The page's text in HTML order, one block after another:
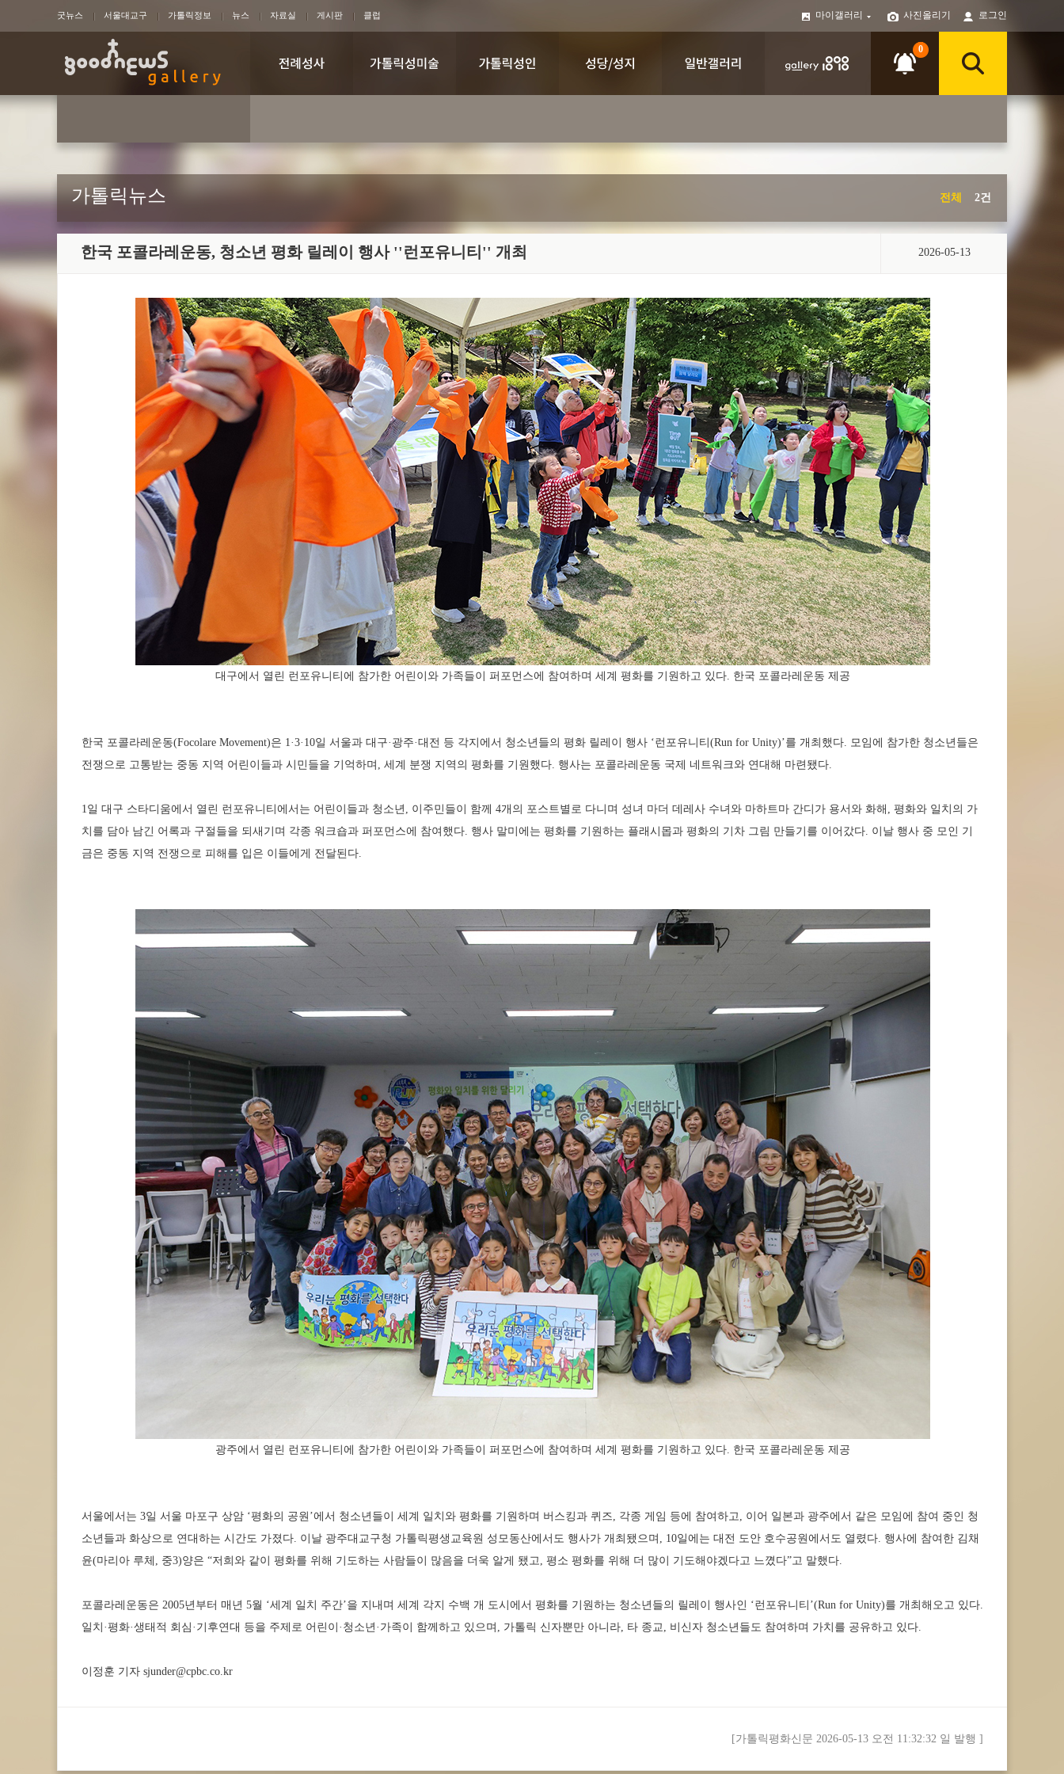
굿뉴스 서울대교구 가톨릭정보 뉴스 자료실 게시판 클럽 마이갤러리 사진올리기 로그인
0
가톨릭뉴스 전체 2건
한국 포콜라레운동, 청소년 평화 릴레이 행사 ''런포유니티'' 개최 2026-05-13
대구에서 열린 런포유니티에 참가한 어린이와 가족들이 퍼포먼스에 참여하며 세계 평화를 기원하고 있다. 한국 포콜라레운동 제공
한국 포콜라레운동(Focolare Movement)은 1·3·10일 서울과 대구·광주·대전 등 각지에서 청소년들의 평화 릴레이 행사 ‘런포유니티(Run for Unity)’를 개최했다. 모임에 참가한 청소년들은
전쟁으로 고통받는 중동 지역 어린이들과 시민들을 기억하며, 세계 분쟁 지역의 평화를 기원했다. 행사는 포콜라레운동 국제 네트워크와 연대해 마련됐다.
1일 대구 스타디움에서 열린 런포유니티에서는 어린이들과 청소년, 이주민들이 함께 4개의 포스트별로 다니며 성녀 마더 데레사 수녀와 마하트마 간디가 용서와 화해, 평화와 일치의 가
치를 담아 남긴 어록과 구절들을 되새기며 각종 워크숍과 퍼포먼스에 참여했다. 행사 말미에는 평화를 기원하는 플래시몹과 평화의 기차 그림 만들기를 이어갔다. 이날 행사 중 모인 기
금은 중동 지역 전쟁으로 피해를 입은 이들에게 전달된다.
광주에서 열린 런포유니티에 참가한 어린이와 가족들이 퍼포먼스에 참여하며 세계 평화를 기원하고 있다. 한국 포콜라레운동 제공
서울에서는 3일 서울 마포구 상암 ‘평화의 공원’에서 청소년들이 세계 일치와 평화를 기원하며 버스킹과 퀴즈, 각종 게임 등에 참여하고, 이어 일본과 광주에서 같은 모임에 참여 중인 청
소년들과 화상으로 연대하는 시간도 가졌다. 이날 광주대교구청 가톨릭평생교육원 성모동산에서도 행사가 개최됐으며, 10일에는 대전 도안 호수공원에서도 열렸다. 행사에 참여한 김채
윤(마리아 루체, 중3)양은 “저희와 같이 평화를 위해 기도하는 사람들이 많음을 더욱 알게 됐고, 평소 평화를 위해 더 많이 기도해야겠다고 느꼈다”고 말했다.
포콜라레운동은 2005년부터 매년 5월 ‘세계 일치 주간’을 지내며 세계 각지 수백 개 도시에서 평화를 기원하는 청소년들의 릴레이 행사인 ‘런포유니티’(Run for Unity)를 개최해오고 있다.
일치·평화·생태적 회심·기후연대 등을 주제로 어린이·청소년·가족이 함께하고 있으며, 가톨릭 신자뿐만 아니라, 타 종교, 비신자 청소년들도 참여하며 가치를 공유하고 있다.
이정훈 기자 sjunder@cpbc.co.kr
[가톨릭평화신문 2026-05-13 오전 11:32:32 일 발행 ]